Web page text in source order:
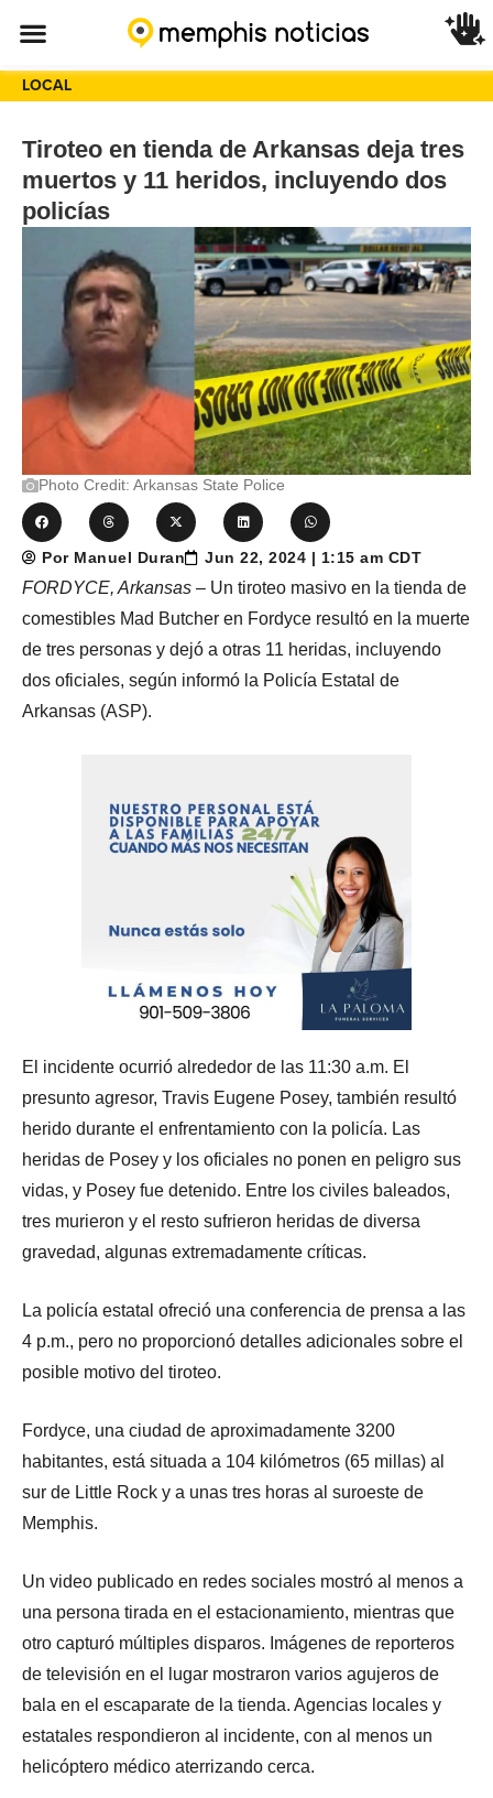
LOCAL
Tiroteo en tienda de Arkansas deja tres
muertos y 11 heridos, incluyendo dos
policías
Photo Credit: Arkansas State Police
Por Manuel Duran Jun 22, 2024 | 1:15 am CDT
FORDYCE, Arkansas – Un tiroteo masivo en la tienda de
comestibles Mad Butcher en Fordyce resultó en la muerte
de tres personas y dejó a otras 11 heridas, incluyendo
dos oficiales, según informó la Policía Estatal de
Arkansas (ASP).
El incidente ocurrió alrededor de las 11:30 a.m. El
presunto agresor, Travis Eugene Posey, también resultó
herido durante el enfrentamiento con la policía. Las
heridas de Posey y los oficiales no ponen en peligro sus
vidas, y Posey fue detenido. Entre los civiles baleados,
tres murieron y el resto sufrieron heridas de diversa
gravedad, algunas extremadamente críticas.
La policía estatal ofreció una conferencia de prensa a las
4 p.m., pero no proporcionó detalles adicionales sobre el
posible motivo del tiroteo.
Fordyce, una ciudad de aproximadamente 3200
habitantes, está situada a 104 kilómetros (65 millas) al
sur de Little Rock y a unas tres horas al suroeste de
Memphis.
Un video publicado en redes sociales mostró al menos a
una persona tirada en el estacionamiento, mientras que
otro capturó múltiples disparos. Imágenes de reporteros
de televisión en el lugar mostraron varios agujeros de
bala en el escaparate de la tienda. Agencias locales y
estatales respondieron al incidente, con al menos un
helicóptero médico aterrizando cerca.